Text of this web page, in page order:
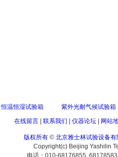
恒温恒湿试验箱
紫外光耐气候试验箱
在线留言| 联系我们 仪器论坛| 网站
版权所有 © 北京雅士林试验设备有
Copyright(c) Beijing Yashilin
电话：010-68176855